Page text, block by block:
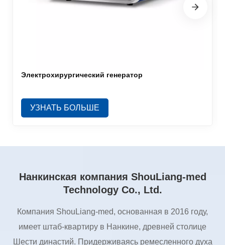
Электрохирургический генератор
УЗНАТЬ БОЛЬШЕ
Нанкинская компания ShouLiang-med
Technology Co., Ltd.
Компания ShouLiang-med, основанная в 2016 году,
имеет штаб-квартиру в Нанкине, древней столице
Шести династий. Придерживаясь ремесленного духа